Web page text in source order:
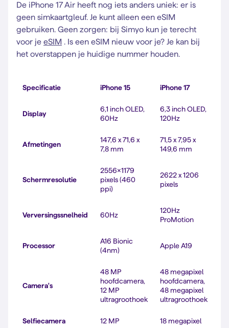
De iPhone 17 Air heeft nog iets anders uniek: er is
geen simkaartgleuf. Je kunt alleen een eSIM
gebruiken. Geen zorgen: bij Simyo kun je terecht
voor je eSIM . Is een eSIM nieuw voor je? Je kan bij
het overstappen je huidige nummer houden.
Specificatie iPhone 15 iPhone 17
Display
6,1 inch OLED,
60Hz
6,3 inch OLED,
120Hz
Afmetingen
147,6 x 71,6 x
7,8 mm
71,5 x 7,95 x
149,6 mm
Schermresolutie
2556x1179
pixels (460
ppi)
2622 x 1206
pixels
Verversingssnelheid 60Hz
120Hz
ProMotion
Processor
A16 Bionic
(4nm)
Apple A19
Camera's
48 MP
hoofdcamera,
12 MP
ultragroothoek
48 megapixel
hoofdcamera,
48 megapixel
ultragroothoek
Selfiecamera 12 MP 18 megapixel